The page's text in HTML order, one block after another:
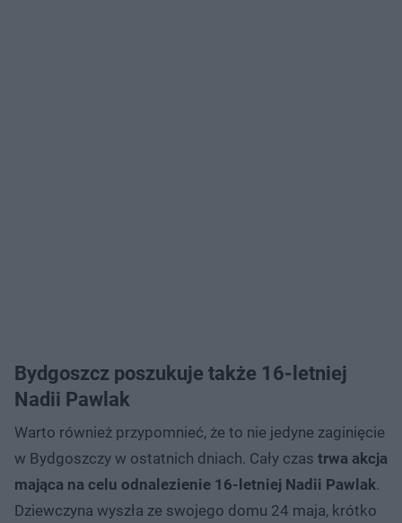
Bydgoszcz poszukuje także 16-letniej
Nadii Pawlak
Warto również przypomnieć, że to nie jedyne zaginięcie
w Bydgoszczy w ostatnich dniach. Cały czas trwa akcja
mająca na celu odnalezienie 16-letniej Nadii Pawlak.
Dziewczyna wyszła ze swojego domu 24 maja, krótko